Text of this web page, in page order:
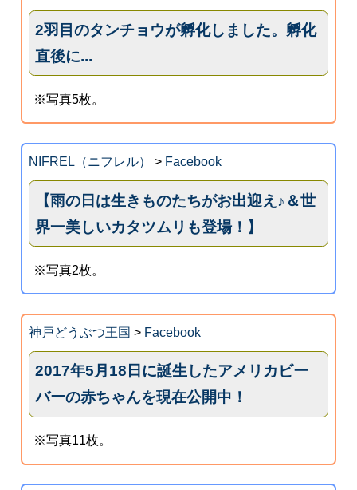
2羽目のタンチョウが孵化しました。孵化
直後に...
※写真5枚。
NIFREL（ニフレル） > Facebook
【雨の日は生きものたちがお出迎え♪＆世
界一美しいカタツムリも登場！】
※写真2枚。
神戸どうぶつ王国 > Facebook
2017年5月18日に誕生したアメリカビー
バーの赤ちゃんを現在公開中！
※写真11枚。